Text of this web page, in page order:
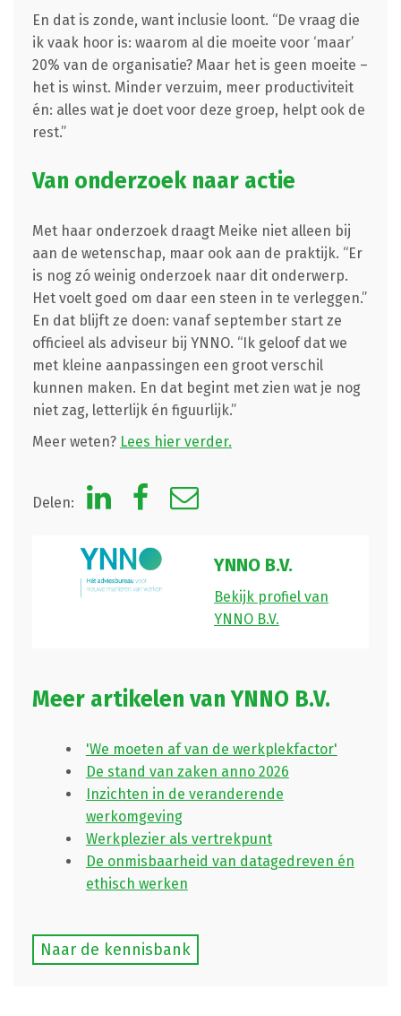
En dat is zonde, want inclusie loont. “De vraag die
ik vaak hoor is: waarom al die moeite voor ‘maar’
20% van de organisatie? Maar het is geen moeite –
het is winst. Minder verzuim, meer productiviteit
én: alles wat je doet voor deze groep, helpt ook de
rest.”
Van onderzoek naar actie
Met haar onderzoek draagt Meike niet alleen bij
aan de wetenschap, maar ook aan de praktijk. “Er
is nog zó weinig onderzoek naar dit onderwerp.
Het voelt goed om daar een steen in te verleggen.”
En dat blijft ze doen: vanaf september start ze
officieel als adviseur bij YNNO. “Ik geloof dat we
met kleine aanpassingen een groot verschil
kunnen maken. En dat begint met zien wat je nog
niet zag, letterlijk én figuurlijk.”
Meer weten? Lees hier verder.
Delen:
YNNO B.V.
Bekijk profiel van
YNNO B.V.
Meer artikelen van YNNO B.V.
'We moeten af van de werkplekfactor'
De stand van zaken anno 2026
Inzichten in de veranderende
werkomgeving
Werkplezier als vertrekpunt
De onmisbaarheid van datagedreven én
ethisch werken
Naar de kennisbank